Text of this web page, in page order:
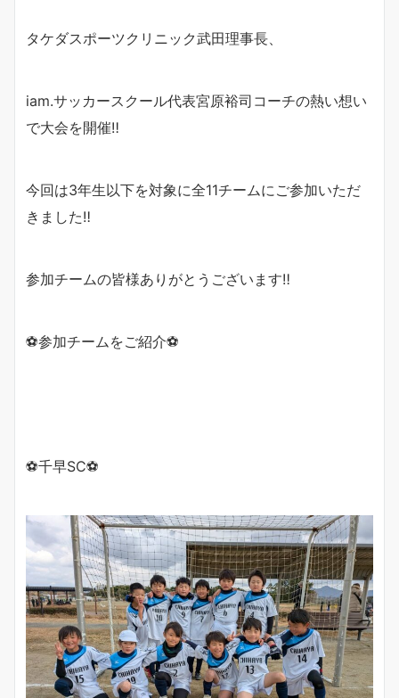
タケダスポーツクリニック武田理事長、
iam.サッカースクール代表宮原裕司コーチの熱い想い
で大会を開催‼︎
今回は3年生以下を対象に全11チームにご参加いただ
きました‼︎
参加チームの皆様ありがとうございます‼︎
⚽️参加チームをご紹介⚽️
⚽️千早SC⚽️